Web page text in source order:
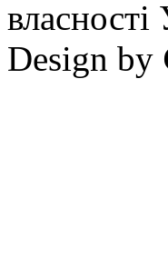
власності
Design by